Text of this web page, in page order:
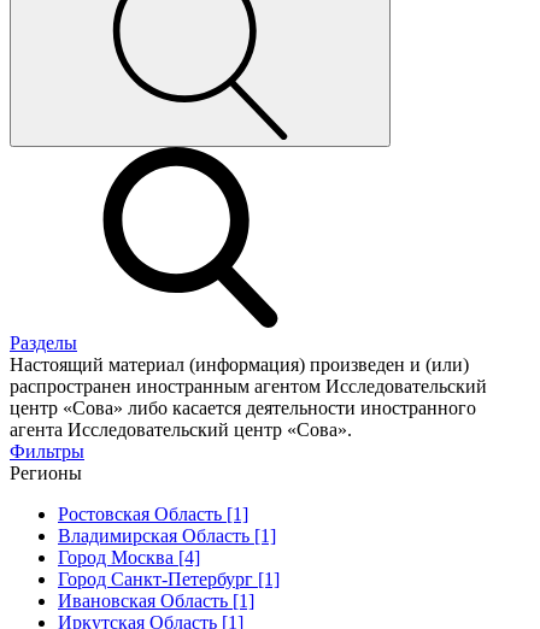
Разделы
Настоящий материал (информация) произведен и (или)
распространен иностранным агентом Исследовательский
центр «Сова» либо касается деятельности иностранного
агента Исследовательский центр «Сова».
Фильтры
Регионы
Ростовская Область [1]
Владимирская Область [1]
Город Москва [4]
Город Санкт-Петербург [1]
Ивановская Область [1]
Иркутская Область [1]